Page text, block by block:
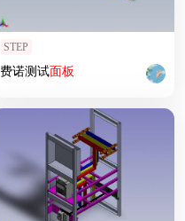
STEP
费诺测试面板